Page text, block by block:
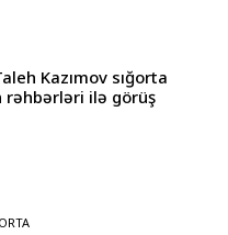
Kazımov sığorta
rəhbərləri ilə görüş